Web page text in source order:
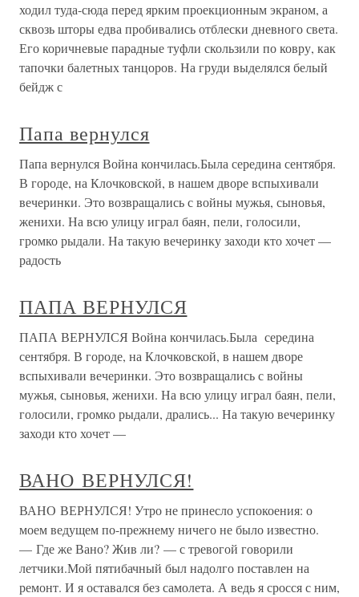
ходил туда-сюда перед ярким проекционным экраном, а
сквозь шторы едва пробивались отблески дневного света.
Его коричневые парадные туфли скользили по ковру, как
тапочки балетных танцоров. На груди выделялся белый
бейдж с
Папа вернулся
Папа вернулся Война кончилась.Была середина сентября.
В городе, на Клочковской, в нашем дворе вспыхивали
вечеринки. Это возвращались с войны мужья, сыновья,
женихи. На всю улицу играл баян, пели, голосили,
громко рыдали. На такую вечеринку заходи кто хочет —
радость
ПАПА ВЕРНУЛСЯ
ПАПА ВЕРНУЛСЯ Война кончилась.Была середина
сентября. В городе, на Клочковской, в нашем дворе
вспыхивали вечеринки. Это возвращались с войны
мужья, сыновья, женихи. На всю улицу играл баян, пели,
голосили, громко рыдали, дрались... На такую вечеринку
заходи кто хочет —
ВАНО ВЕРНУЛСЯ!
ВАНО ВЕРНУЛСЯ! Утро не принесло успокоения: о
моем ведущем по-прежнему ничего не было известно.
— Где же Вано? Жив ли? — с тревогой говорили
летчики.Мой пятибачный был надолго поставлен на
ремонт. И я оставался без самолета. А ведь я сросся с ним,